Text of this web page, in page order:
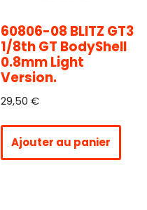
60806-08 BLITZ GT3
1/8th GT BodyShell
0.8mm Light
Version.
29,50 €
Ajouter au panier